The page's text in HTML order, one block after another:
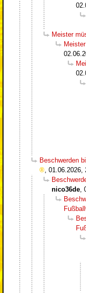
Meister
Beschwerden
01.06.2026,
nico36de